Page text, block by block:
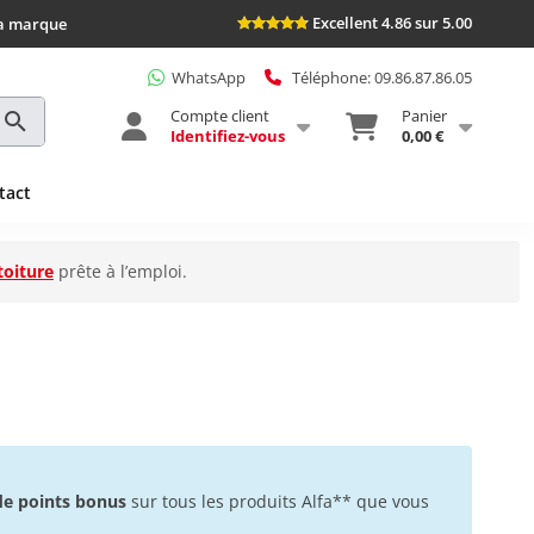
marque Excellent 4.86 sur 5.00
WhatsApp
Téléphone: 09.86.87.86.05
Compte client
Identifiez-vous
Panier
0,00 €
prête à l’emploi.
points bonus sur tous les produits Alfa** que vous